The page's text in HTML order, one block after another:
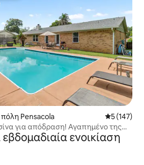
Pensacola Μέση
5 (147)
για απόδραση! Αγαπημένο της
εβδομαδιαία ενοικίαση